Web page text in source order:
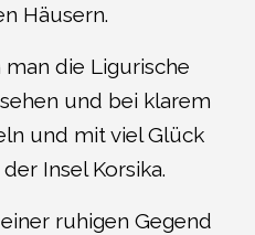
Häusern.
die Ligurische
und bei klarem
und mit viel Glück
Insel Korsika.
ruhigen Gegend